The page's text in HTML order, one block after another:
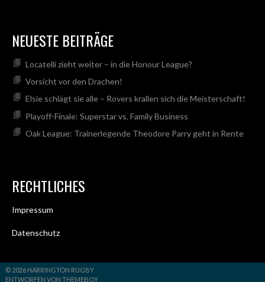
NEUESTE BEITRÄGE
Locatelli zieht weiter – in die Honour League?
Vorsicht vor den Drachen!
Elsie schlägt sie alle – Rovers krallen sich die Meisterschaft!
Playoff-Finale: Superstar vs. Family Business
Oak League: Trainerlegende Theodore Parry geht in Rente
RECHTLICHES
Impressum
Datenschutz
© 2026 HARRINGTON RUGBY
ENTWORFEN VON THEMEBOY